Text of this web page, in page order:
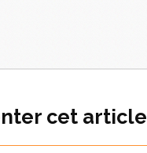
cet article